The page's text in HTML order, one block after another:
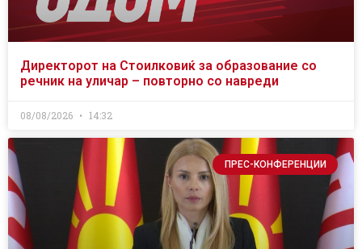
Директорот на Стоилковиќ за образование со
речник на уличар – повторно со навреди
08/08/2026 14:32
ПРЕС-КОНФЕРЕНЦИИ